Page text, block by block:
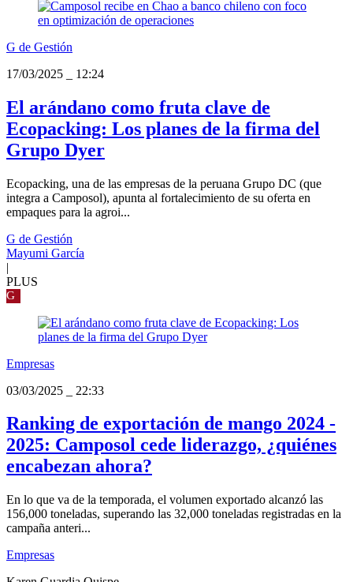
G de Gestión
17/03/2025
12:24
El arándano como fruta clave de
Ecopacking: Los planes de la firma del
Grupo Dyer
Ecopacking, una de las empresas de la peruana Grupo DC (que
integra a Camposol), apunta al fortalecimiento de su oferta en
empaques para la agroi...
G de Gestión
Mayumi García
|
PLUS
G
Empresas
03/03/2025
22:33
Ranking de exportación de mango 2024 -
2025: Camposol cede liderazgo, ¿quiénes
encabezan ahora?
En lo que va de la temporada, el volumen exportado alcanzó las
156,000 toneladas, superando las 32,000 toneladas registradas en la
campaña anteri...
Empresas